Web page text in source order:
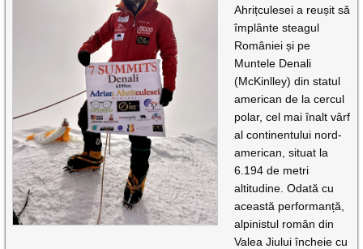
Ahrițculesei a reușit să
împlânte steagul
României și pe
Muntele Denali
(McKinlley) din statul
american de la cercul
polar, cel mai înalt vârf
al continentului nord-
american, situat la
6.194 de metri
altitudine. Odată cu
această performanță,
alpinistul român din
Valea Jiului încheie cu